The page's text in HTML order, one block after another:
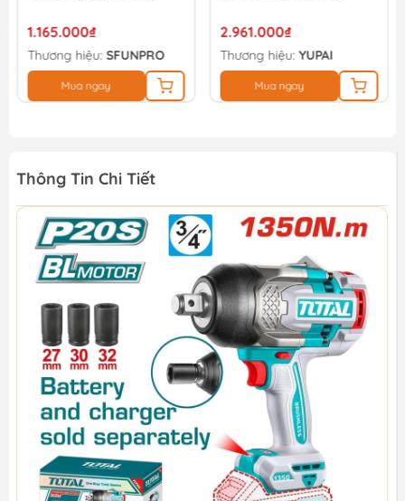
1.165.000₫
Thương hiệu: SFUNPRO
Mua ngay
Bộ)
2.961.000₫
Thương hiệu:YUPAI
Mua ngay
Thông Tin Chi Tiết